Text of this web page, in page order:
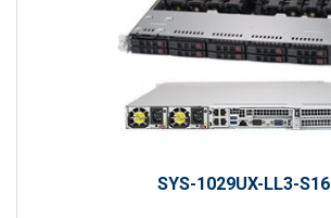
SYS-1029UX-LL3-S16